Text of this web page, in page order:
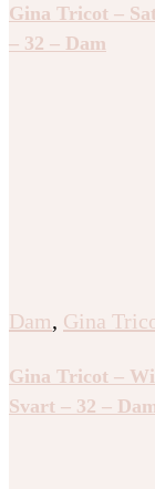
Gina Tricot –
– 32 – Dam
Dam, Gina
Gina Tricot –
Svart – 32 –